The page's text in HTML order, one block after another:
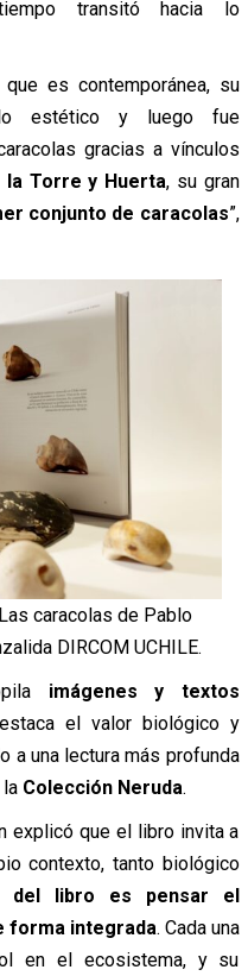
transitó hacia lo
es contemporánea, su
lo estético y luego fue
gracias a vínculos
la Torre y Huerta, su gran
conjunto de caracolas”,
caracolas de Pablo
DIRCOM UCHILE.
imágenes y textos
el valor biológico y
a una lectura más profunda
Colección Neruda.
explicó que el libro invita a
contexto, tanto biológico
del libro es pensar el
forma integrada. Cada una
en el ecosistema, y su